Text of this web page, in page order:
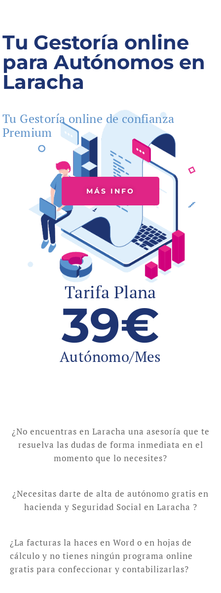
Tu Gestoría online
para Autónomos en
Laracha
Tu Gestoría online de confianza
Premium
MÁS INFO
Tarifa Plana
39€
Autónomo/Mes
¿No encuentras en Laracha una asesoría que te
resuelva las dudas de forma inmediata en el
momento que lo necesites?
¿Necesitas darte de alta de autónomo gratis en
hacienda y Seguridad Social en Laracha ?
¿La facturas la haces en Word o en hojas de
cálculo y no tienes ningún programa online
gratis para confeccionar y contabilizarlas?